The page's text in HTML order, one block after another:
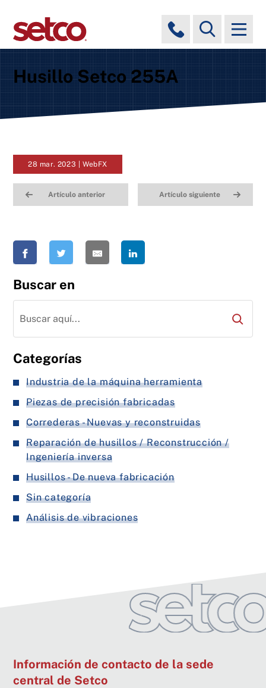
Husillo Setco 255A
28 mar. 2023 | WebFX
Artículo anterior Artículo siguiente
Buscar en
Categorías
Industria de la máquina herramienta
Piezas de precisión fabricadas
Correderas - Nuevas y reconstruidas
Reparación de husillos / Reconstrucción /
Ingeniería inversa
Husillos - De nueva fabricación
Sin categoría
Análisis de vibraciones
Información de contacto de la sede
central de Setco